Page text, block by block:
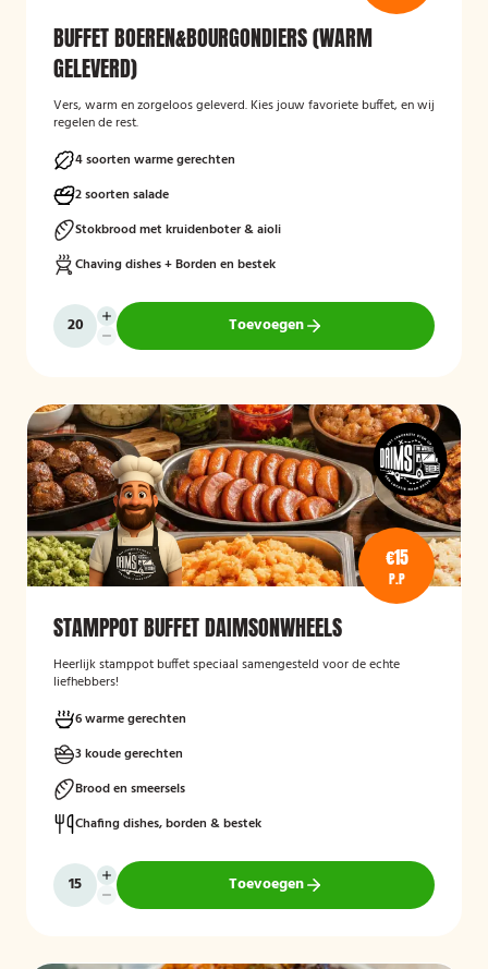
BUFFET BOEREN&BOURGONDIERS (WARM
GELEVERD)
Vers, warm en zorgeloos geleverd. Kies jouw favoriete buffet, en wij
regelen de rest.
4 soorten warme gerechten
2 soorten salade
Stokbrood met kruidenboter & aioli
Chaving dishes + Borden en bestek
Toevoegen
€15
P.P
STAMPPOT BUFFET DAIMSONWHEELS
Heerlijk stamppot buffet speciaal samengesteld voor de echte
liefhebbers!
6 warme gerechten
3 koude gerechten
Brood en smeersels
Chafing dishes, borden & bestek
Toevoegen